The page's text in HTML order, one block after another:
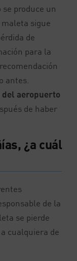
produce un
maleta sigue
de
para la
antes.
aeropuerto
de haber
¿a cuál
de la
se pierde
cualquiera de